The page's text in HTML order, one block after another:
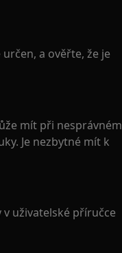
a ověřte, že je
mít při nesprávném
Je nezbytné mít k
uživatelské příručce